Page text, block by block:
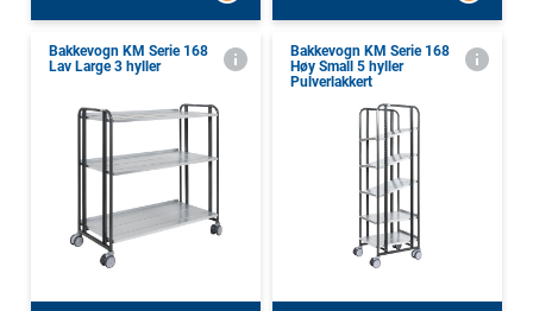
Bakkevogn KM Serie 168
Lav Large 3 hyller
Bakkevogn KM Serie 168
Høy Small 5 hyller
Pulverlakkert